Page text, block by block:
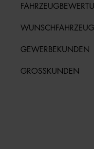
WUNSCHFAHRZEUG
GEWERBEKUNDEN
GROSSKUNDEN